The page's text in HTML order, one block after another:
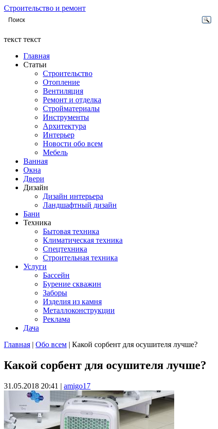
Строительство и ремонт
текст текст
Главная
Статьи
Строительство
Отопление
Вентиляция
Ремонт и отделка
Стройматериалы
Инструменты
Архитектура
Интерьер
Новости обо всем
Мебель
Ванная
Окна
Двери
Дизайн
Дизайн интерьера
Ландшафтный дизайн
Бани
Техника
Бытовая техника
Климатическая техника
Спецтехника
Строительная техника
Услуги
Бассейн
Бурение скважин
Заборы
Изделия из камня
Металлоконструкции
Реклама
Дача
Главная | Обо всем | Какой сорбент для осушителя лучше?
Какой сорбент для осушителя лучше?
31.05.2018 20:41 | amigo17